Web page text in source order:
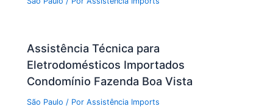
Assistência Técnica para
Eletrodomésticos Importados
Condomínio Fazenda Boa Vista
São Paulo / PorAssistência Imports